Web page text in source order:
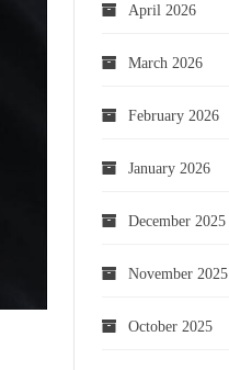
April 2026
March 2026
February 2026
January 2026
December 2025
November 2025
October 2025